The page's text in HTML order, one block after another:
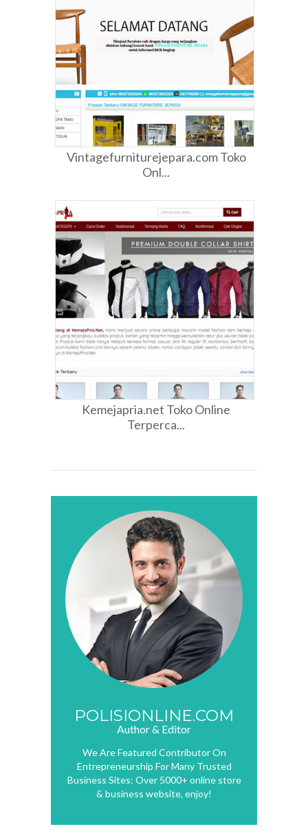
Vintagefurniturejepara.com Toko
Onl...
Kemejapria.net Toko Online
Terperca...
POLISIONLINE.COM
Author & Editor
We Are Featured Contributor On
Entrepreneurship For Many Trusted
Business Sites: Over 5000+ online store
& business website, enjoy!